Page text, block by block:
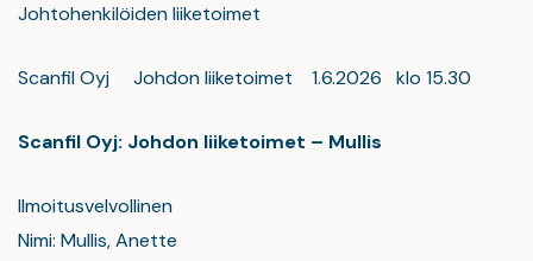
Johtohenkilöiden liiketoimet
Scanfil Oyj Johdon liiketoimet 1.6.2026 klo 15.30
Scanfil Oyj: Johdon liiketoimet – Mullis
Ilmoitusvelvollinen
Nimi: Mullis, Anette